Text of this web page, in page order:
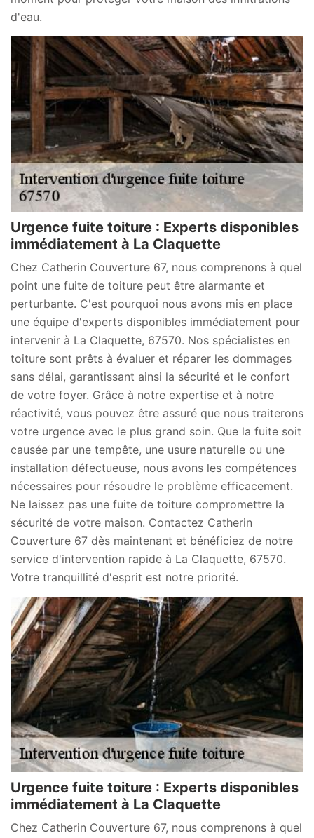
d'eau.
Urgence fuite toiture : Experts disponibles
immédiatement à La Claquette
Chez Catherin Couverture 67, nous comprenons à quel
point une fuite de toiture peut être alarmante et
perturbante. C'est pourquoi nous avons mis en place
une équipe d'experts disponibles immédiatement pour
intervenir à La Claquette, 67570. Nos spécialistes en
toiture sont prêts à évaluer et réparer les dommages
sans délai, garantissant ainsi la sécurité et le confort
de votre foyer. Grâce à notre expertise et à notre
réactivité, vous pouvez être assuré que nous traiterons
votre urgence avec le plus grand soin. Que la fuite soit
causée par une tempête, une usure naturelle ou une
installation défectueuse, nous avons les compétences
nécessaires pour résoudre le problème efficacement.
Ne laissez pas une fuite de toiture compromettre la
sécurité de votre maison. Contactez Catherin
Couverture 67 dès maintenant et bénéficiez de notre
service d'intervention rapide à La Claquette, 67570.
Votre tranquillité d'esprit est notre priorité.
Urgence fuite toiture : Experts disponibles
immédiatement à La Claquette
Chez Catherin Couverture 67, nous comprenons à quel